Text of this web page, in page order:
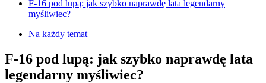
F-16 pod lupą: jak szybko naprawdę lata legendarny
myśliwiec?
Na każdy temat
F-16 pod lupą: jak szybko naprawdę lata
legendarny myśliwiec?